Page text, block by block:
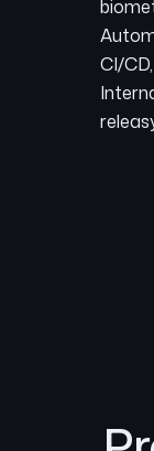
CI/